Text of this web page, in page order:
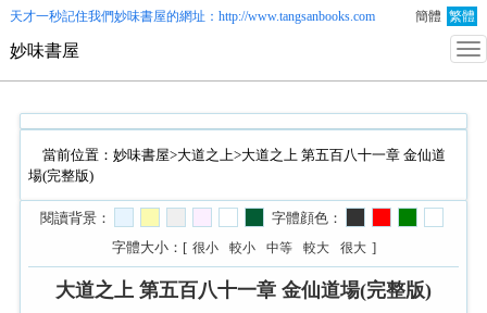
天才一秒記住我們妙味書屋的網址：http://www.tangsanbooks.com 簡體 繁體
妙味書屋
當前位置： 妙味書屋>大道之上>大道之上 第五百八十一章 金仙道
場(完整版)
閱讀背景：
字體顔色：
字體大小：[ 很小 較小 中等 較大 很大 ]
大道之上 第五百八十一章 金仙道場(完整版)